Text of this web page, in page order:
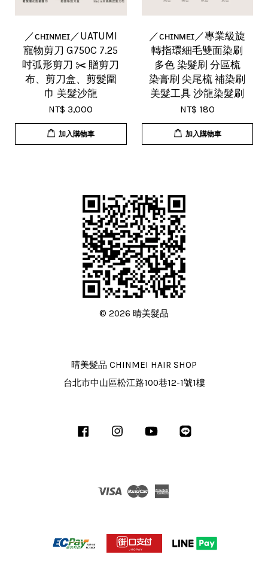
／ᴄʜɪɴᴍᴇɪ／UATUMI
寵物剪刀 G750C 7.25
吋弧形剪刀 ✂️ 贈剪刀
布、剪刀盒、剪髮圍
巾 美髮沙龍
NT$ 3,000
加入購物車
／ᴄʜɪɴᴍᴇɪ／專業級旋
轉指環細毛雙面染刷
多色 染髮刷 分區梳
染膏刷 尖尾梳 補染刷
美髮工具 沙龍染髮刷
NT$ 180
加入購物車
© 2026 晴美髮品
晴美髮品 CHINMEI HAIR SHOP
台北市中山區松江路100巷12-1號1樓
Facebook InstagramYouTube
Visa Master